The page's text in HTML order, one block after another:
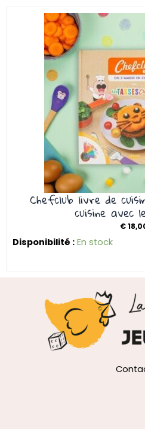
Chefclub livre de
cuisine avec
€
Disponibilité : En stock